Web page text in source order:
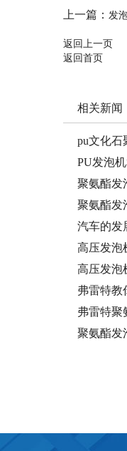
上一篇： 发
返回上一页
返回首页
相关新闻
pu文化石
PU发泡
聚氨酯发
聚氨酯发
汽车的发
高压发泡
高压发泡
弗雷特
弗雷特
聚氨酯发